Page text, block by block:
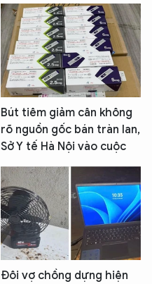
Bút tiêm giảm cân không
rõ nguồn gốc bán tràn lan,
Sở Y tế Hà Nội vào cuộc
Đôi vợ chồng dựng hiện